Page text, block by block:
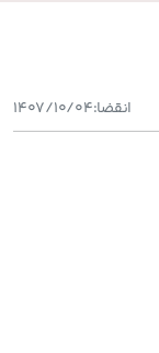
انقضا:1407/10/04